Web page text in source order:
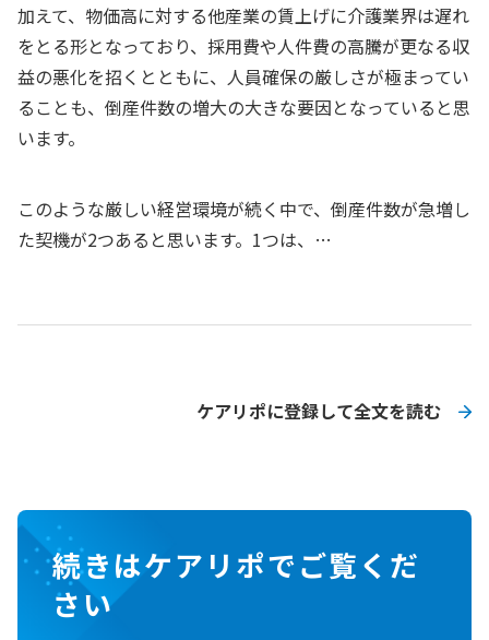
加えて、物価高に対する他産業の賃上げに介護業界は遅れ
をとる形となっており、採用費や人件費の高騰が更なる収
益の悪化を招くとともに、人員確保の厳しさが極まってい
ることも、倒産件数の増大の大きな要因となっていると思
います。
このような厳しい経営環境が続く中で、倒産件数が急増し
た契機が2つあると思います。1つは、…
ケアリポに登録して全文を読む
続きはケアリポでご覧くだ
さい